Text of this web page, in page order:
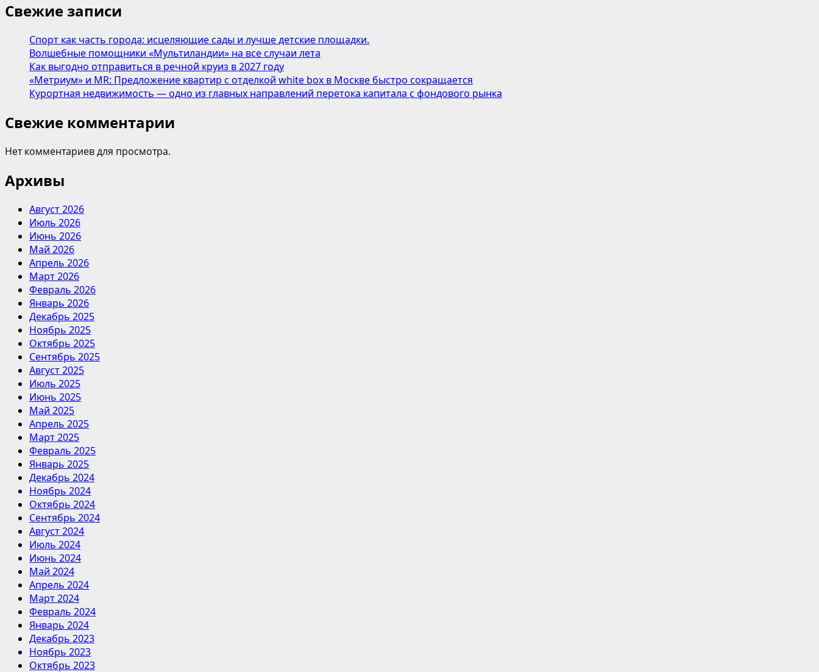
Свежие записи
Спорт как часть города: исцеляющие сады и лучше детские площадки.
Волшебные помощники «Мультиландии» на все случаи лета
Как выгодно отправиться в речной круиз в 2027 году
«Метриум» и MR: Предложение квартир с отделкой white box в Москве быстро сокращается
Курортная недвижимость — одно из главных направлений перетока капитала с фондового рынка
Свежие комментарии
Нет комментариев для просмотра.
Архивы
Август 2026
Июль 2026
Июнь 2026
Май 2026
Апрель 2026
Март 2026
Февраль 2026
Январь 2026
Декабрь 2025
Ноябрь 2025
Октябрь 2025
Сентябрь 2025
Август 2025
Июль 2025
Июнь 2025
Май 2025
Апрель 2025
Март 2025
Февраль 2025
Январь 2025
Декабрь 2024
Ноябрь 2024
Октябрь 2024
Сентябрь 2024
Август 2024
Июль 2024
Июнь 2024
Май 2024
Апрель 2024
Март 2024
Февраль 2024
Январь 2024
Декабрь 2023
Ноябрь 2023
Октябрь 2023